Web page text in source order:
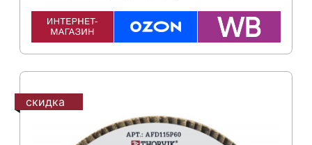
скидка